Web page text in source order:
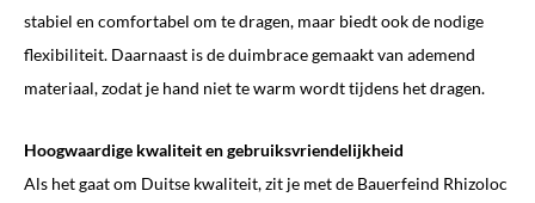
stabiel en comfortabel om te dragen, maar biedt ook de nodige
flexibiliteit. Daarnaast is de duimbrace gemaakt van ademend
materiaal, zodat je hand niet te warm wordt tijdens het dragen.
Hoogwaardige kwaliteit en gebruiksvriendelijkheid
Als het gaat om Duitse kwaliteit, zit je met de Bauerfeind Rhizoloc